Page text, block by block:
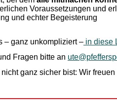
Voraussetzungen und
und echter Begeisterung
– ganz unkompliziert – in diese
Fragen bitte an
ganz sicher bist: Wir